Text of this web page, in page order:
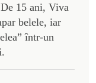
15 ani, Viva
belele, iar
într-un